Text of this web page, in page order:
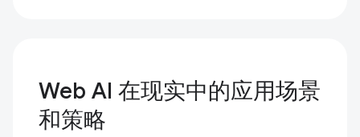
Web AI 在现实中的应用场景
和策略